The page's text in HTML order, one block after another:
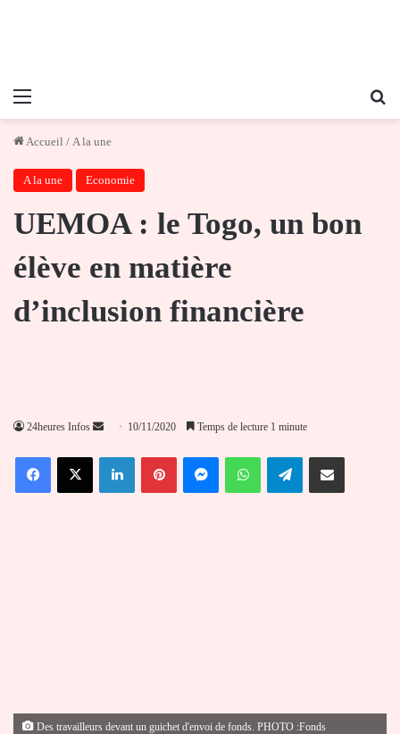
Menu
Accueil / A la une
A la une Economie
UEMOA : le Togo, un bon
élève en matière
d’inclusion financière
24heures Infos
Envoyer
courriel
10/11/2020 Temps de lecture 1 minute
FacebookX LinkedinPinterestMessengerWhatsAppTelegramPartager par email
Des travailleurs devant un guichet d'envoi de fonds. PHOTO :Fonds